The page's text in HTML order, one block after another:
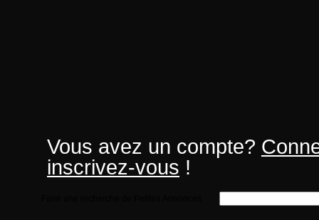
Vous avez un compte?
inscrivez-vous !